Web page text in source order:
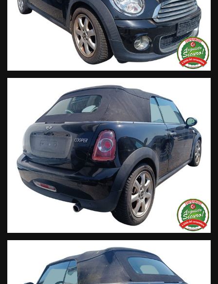
Segui Automobili Vendraminie leggi le recensioni che
descrivono l’esperienza dei nostri clienti:
• Sul nostro sito ufficiale www.automobilivendramini.it dove
potrai trovare l’intero parco auto aggiornato, maggiori foto e
info per ogni singola vettura, i nostri servizi e la nostra storia.
• Sulla nostra pagina Facebook
• Sulla nostra pagina Instagram
• Sul nostro profilo Google Business
Live Chat Whatsapp:
+ 39 347 2621925 Orari
D al lunedì al venerdi 08:3012:00 –
14:30/19:30 Sabato 8:30 12:30 14.30 18.30
Trasparenza:
• Si precisa che le informazioni contenute negli annunci
online e nel proprio sito web sono state compilate con cura
affinché siano il più complete e precise; tuttavia possono
contenere errori e omissioni. Si declina ogni responsabilità
per eventuali involontarie incongruenze che non
rappresentano un impegno contrattuale.